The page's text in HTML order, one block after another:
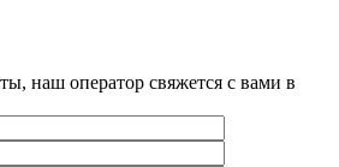
наш оператор свяжется с вами в